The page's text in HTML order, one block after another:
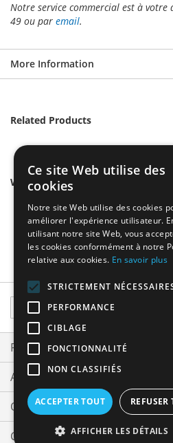
Notre service commercial est à
49 ou par email.
More Information
Related Products
We found other products you
Sign
Up
for
Our
Newsletter:
Privacy and Cookie Policy
Advanced Search
Orders and Returns
Contact Us
Ce site Web utilise des
cookies
Notre site Web utilise des cookies
améliorer l'expérience utilisateur.
utilisant notre site Web, vous
les cookies conformément à notre
relative aux cookies. En savoir plus
STRICTEMENT
PERFORMANCE
CIBLAGE
FONCTIONNALITÉ
NON CLASSIFIÉS
ACCEPTER TOUT REFUSER
AFFICHER LES DÉTAILS